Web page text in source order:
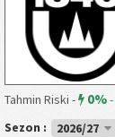
Tahmin Riski - 0%-
Sezon :
2026/27